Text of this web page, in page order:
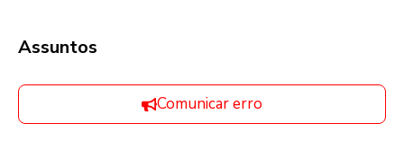
Assuntos
Comunicar erro